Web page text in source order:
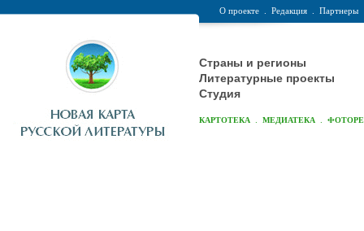
О проекте Редакция Партнеры
Страны и регионы
Литературные проекты
Студия
КАРТОТЕКА МЕДИАТЕКА